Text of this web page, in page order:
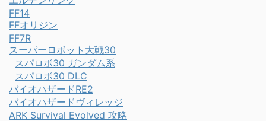
FF14
FFオリジン
FF7R
スーパーロボット大戦30
スパロボ30 ガンダム系
スパロボ30 DLC
バイオハザードRE2
バイオハザードヴィレッジ
ARK Survival Evolved 攻略